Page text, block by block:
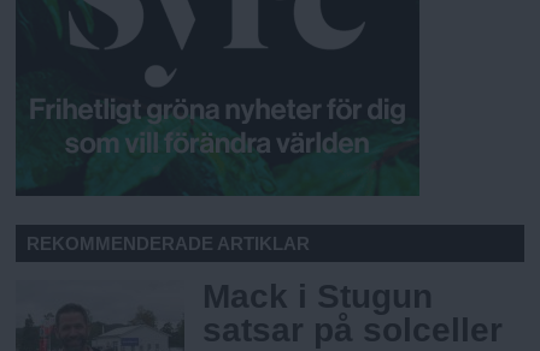
REKOMMENDERADE ARTIKLAR
Mack i Stugun
satsar på solceller